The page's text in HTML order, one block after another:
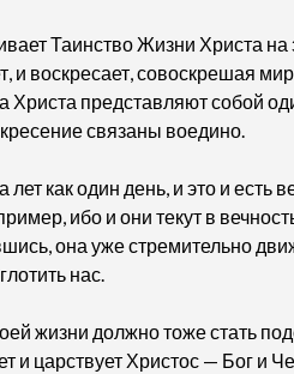
Таинство Жизни Христа
и воскресает, совоскрешая
Христа представляют собой
связаны воедино.
как один день, и это и есть
ибо и они текут в
она уже стремительно
нас.
жизни должно тоже стать
и царствует Христос — Бог и